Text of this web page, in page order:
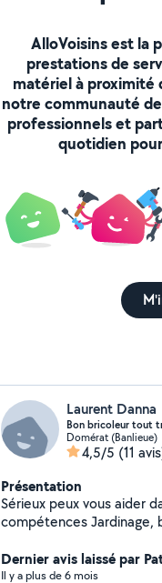
AlloVoisins est la
prestations de
matériel à proximité
notre communauté
professionnels et
quotidien
Laurent Danna
Bon bricoleur tout
Domérat (Banlieue)
4,5/5 (11
Présentation
Sérieux peux vous aider dans vos
compétences Jardinage,
Dernier avis laissé par
Il y a plus de 6 mois